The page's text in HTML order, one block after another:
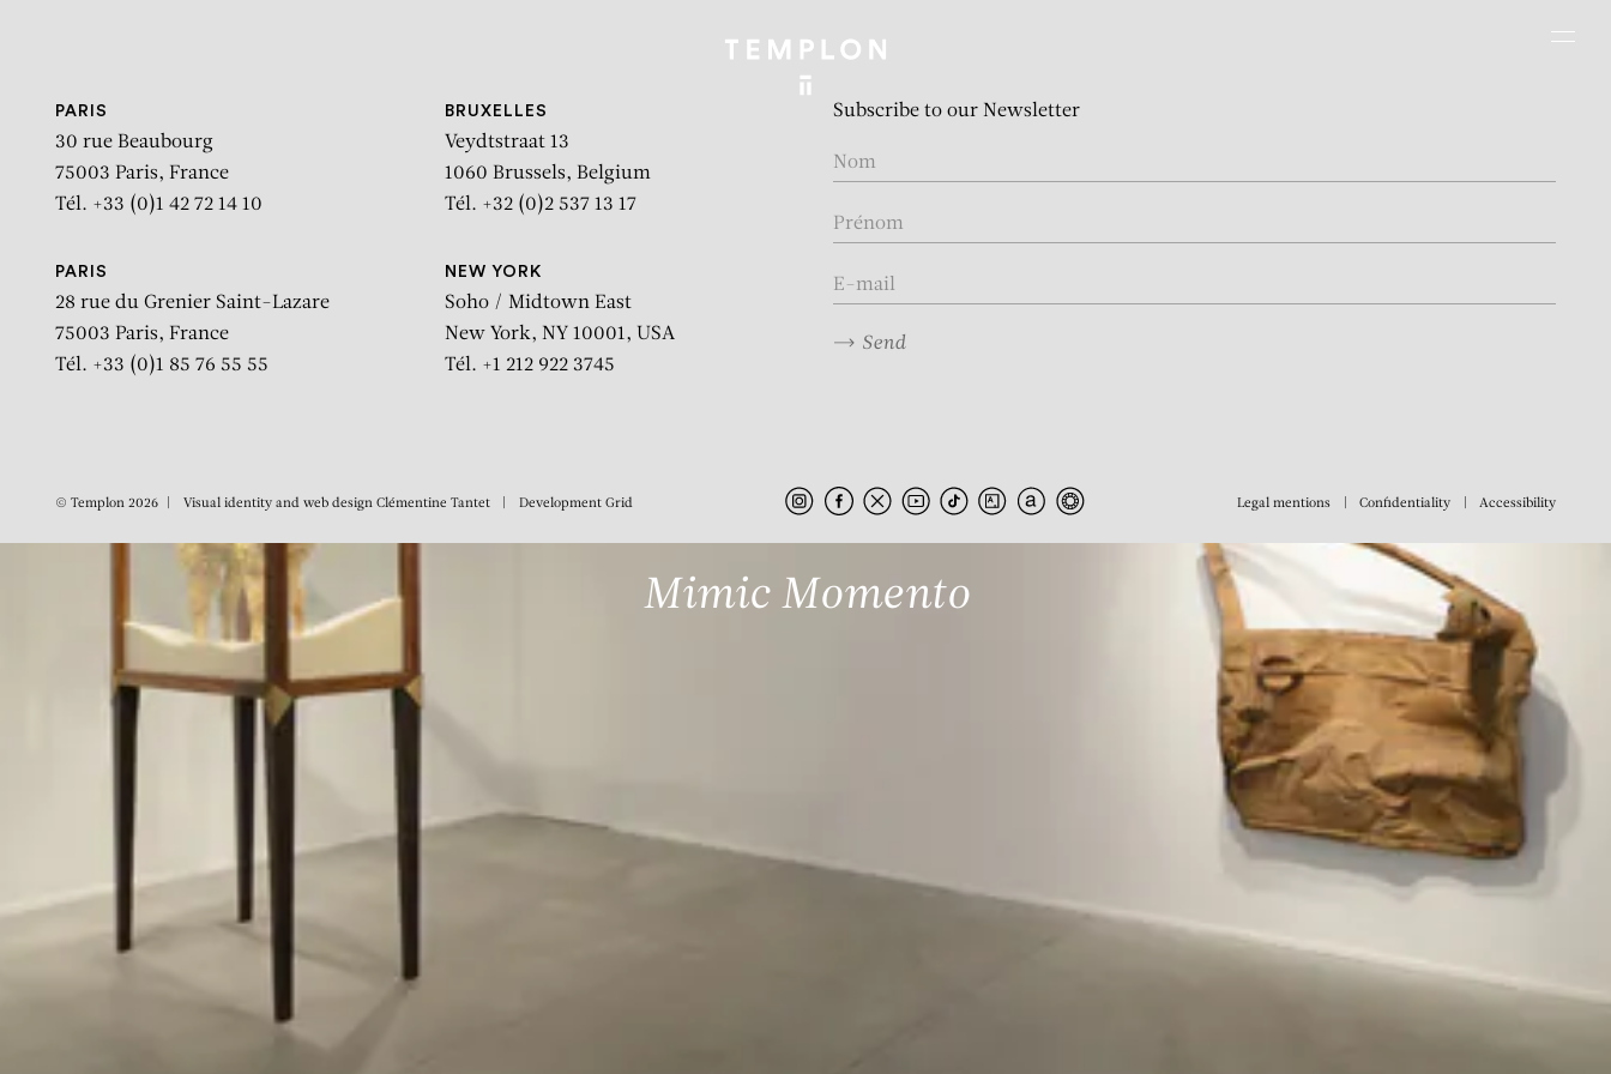
Mimic Momento
PARIS
30 rue Beaubourg
75003 Paris, France
Tél. +33 (0)1 42 72 14 10
BRUXELLES
Veydtstraat 13
1060 Brussels, Belgium
Tél. +32 (0)2 537 13 17
PARIS
28 rue du Grenier Saint-Lazare
75003 Paris, France
Tél. +33 (0)1 85 76 55 55
NEW YORK
Soho / Midtown East
New York, NY 10001, USA
Tél. +1 212 922 3745
Subscribe to our Newsletter
Send
© Templon 2026 Visual identity and web design Clémentine Tantet Development Grid Legal mentions Confidentiality Accessibility